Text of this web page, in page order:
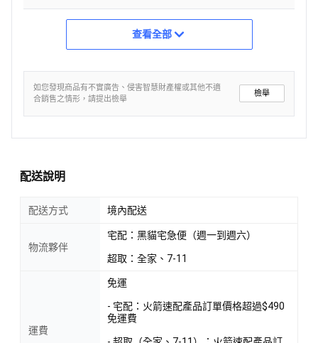
查看全部
如您發現商品有不實廣告、侵害智慧財產權或其他不適
合銷售之情形，請提出檢舉
檢舉
配送說明
配送方式 境內配送
物流夥伴
宅配：黑貓宅急便（週一到週六）
超取：全家、7-11
運費
免運
- 宅配：火箭速配產品訂單價格超過$490
免運費